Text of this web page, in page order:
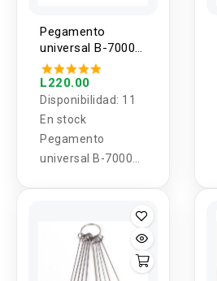
Pegamento
universal B-7000
Transparente
110ml Zhanlida
L220.00
Disponibilidad: 11
En stock
Pegamento
universal B-7000